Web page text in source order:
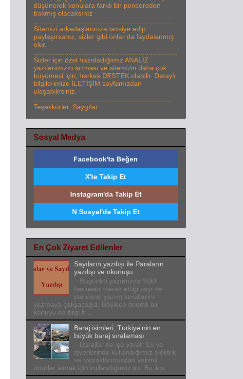
düşünerek konulara farklı bir pencereden
bakmış olacaksınız
Sitemizi arkadaşlarınıza tavsiye edip
paylaşırsanız, sizler gibi onlar da faydalanmış
olur.
Sizler için özel hazırladığımız ANALİZ
yazılarımızın artması ve sitemizin daha çok
büyümesi için, herkes DESTEK olabilir. Detaylı
bilgilerimize İLETİŞİM sayfamızdan
ulaşabilirsiniz.
Teşekkürler, Saygılar
Sosyal Medya
Facebook'ta Beğen
X'te Takip Et
Instagram'da Takip Et
N Sosyal'de Takip Et
En Çok Ziyaret Edilenler
Sayıların yazılışı ile Paraların
yazılışı ve okunuşu
Bugünkü yazımızda %90
herkesin merak ettiği sayı ve
paraların yazım kurallarını
yazmaya çalışacağız. Böylece önemli bir
konuyu da bilgi h...
Baraj isimleri, Türkiye'nin en
büyük baraj sıralaması
Barajlar ne işe yarar: Ev ve
işyerlerinde kullandığımız elektrik
ve topraklarımızdan verimli
ürünler almak için kullandığımız su. Bu ikis...